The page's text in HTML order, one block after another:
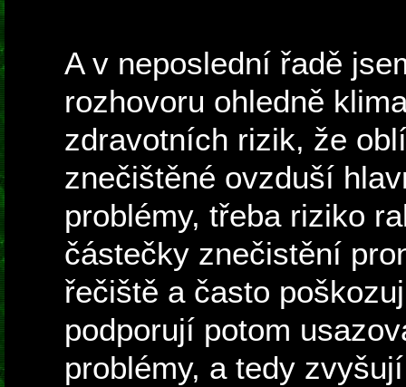
A v neposlední řadě
rozhovoru ohledně
zdravotních rizik, že
znečištěné ovzduší
problémy, třeba riziko
částečky znečistění
řečiště a často
podporují potom
problémy, a tedy